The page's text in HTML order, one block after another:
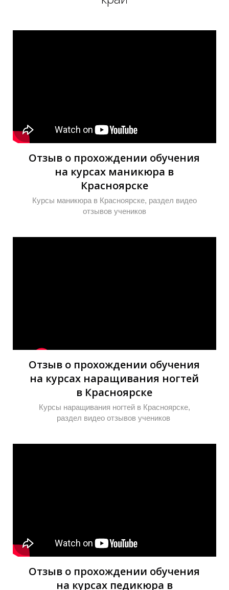
Отзыв о прохождении обучения
на курсах маникюра в
Красноярске
Курсы маникюра в Красноярске, раздел видео
отзывов учеников
Отзыв о прохождении обучения
на курсах наращивания ногтей
в Красноярске
Курсы наращивания ногтей в Красноярске,
раздел видео отзывов учеников
Отзыв о прохождении обучения
на курсах педикюра в